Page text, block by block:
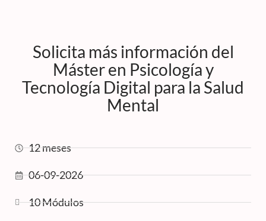
Solicita más información del
Máster en Psicología y
Tecnología Digital para la Salud
Mental
12 meses
06-09-2026
10 Módulos